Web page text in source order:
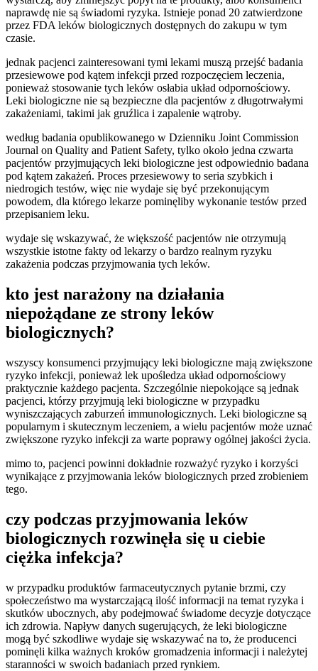
naprawdę nie są świadomi ryzyka. Istnieje ponad 20 zatwierdzone
przez FDA leków biologicznych dostępnych do zakupu w tym
czasie.
jednak pacjenci zainteresowani tymi lekami muszą przejść badania
przesiewowe pod kątem infekcji przed rozpoczęciem leczenia,
ponieważ stosowanie tych leków osłabia układ odpornościowy.
Leki biologiczne nie są bezpieczne dla pacjentów z długotrwałymi
zakażeniami, takimi jak gruźlica i zapalenie wątroby.
według badania opublikowanego w Dzienniku Joint Commission
Journal on Quality and Patient Safety, tylko około jedna czwarta
pacjentów przyjmujących leki biologiczne jest odpowiednio badana
pod kątem zakażeń. Proces przesiewowy to seria szybkich i
niedrogich testów, więc nie wydaje się być przekonującym
powodem, dla którego lekarze pominęliby wykonanie testów przed
przepisaniem leku.
wydaje się wskazywać, że większość pacjentów nie otrzymują
wszystkie istotne fakty od lekarzy o bardzo realnym ryzyku
zakażenia podczas przyjmowania tych leków.
kto jest narażony na działania
niepożądane ze strony leków
biologicznych?
wszyscy konsumenci przyjmujący leki biologiczne mają zwiększone
ryzyko infekcji, ponieważ lek upośledza układ odpornościowy
praktycznie każdego pacjenta. Szczególnie niepokojące są jednak
pacjenci, którzy przyjmują leki biologiczne w przypadku
wyniszczających zaburzeń immunologicznych. Leki biologiczne są
popularnym i skutecznym leczeniem, a wielu pacjentów może uznać
zwiększone ryzyko infekcji za warte poprawy ogólnej jakości życia.
mimo to, pacjenci powinni dokładnie rozważyć ryzyko i korzyści
wynikające z przyjmowania leków biologicznych przed zrobieniem
tego.
czy podczas przyjmowania leków
biologicznych rozwinęła się u ciebie
ciężka infekcja?
w przypadku produktów farmaceutycznych pytanie brzmi, czy
społeczeństwo ma wystarczającą ilość informacji na temat ryzyka i
skutków ubocznych, aby podejmować świadome decyzje dotyczące
ich zdrowia. Napływ danych sugerujących, że leki biologiczne
mogą być szkodliwe wydaje się wskazywać na to, że producenci
pominęli kilka ważnych kroków gromadzenia informacji i należytej
staranności w swoich badaniach przed rynkiem.